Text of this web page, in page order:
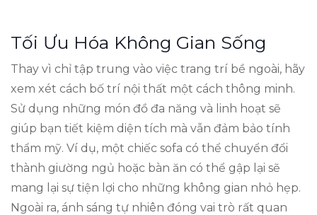
Tối Ưu Hóa Không Gian Sống
Thay vì chỉ tập trung vào việc trang trí bề ngoài, hãy
xem xét cách bố trí nội thất một cách thông minh.
Sử dụng những món đồ đa năng và linh hoạt sẽ
giúp bạn tiết kiệm diện tích mà vẫn đảm bảo tính
thẩm mỹ. Ví dụ, một chiếc sofa có thể chuyển đổi
thành giường ngủ hoặc bàn ăn có thể gập lại sẽ
mang lại sự tiện lợi cho những không gian nhỏ hẹp.
Ngoài ra, ánh sáng tự nhiên đóng vai trò rất quan